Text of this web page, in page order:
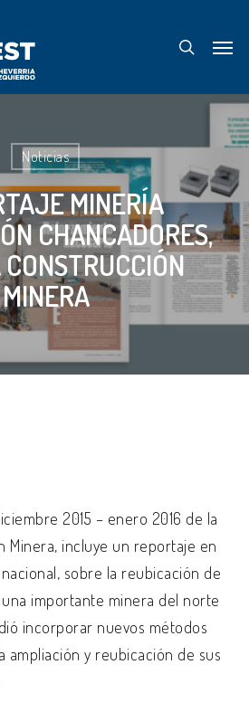
search
Menu
Noticias
MINERÍA
CHANCADORES,
MINERA
2015 – enero 2016 de la
Minera, incluye un reportaje en
sobre la reubicación de
importante minera del norte
incorporar nuevos métodos
ampliación y reubicación de sus